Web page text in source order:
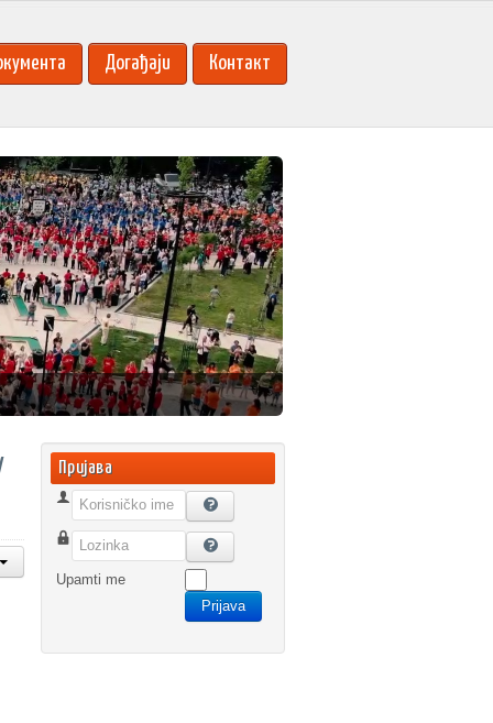
Догађаји Контакт
Пријава
Korisničko ime
Lozinka
Upamti me
Prijava